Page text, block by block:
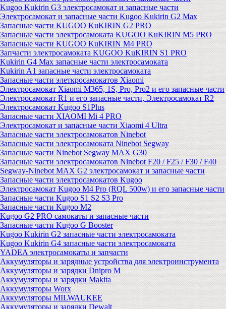
Kugoo Kukirin G3 электросамокат и запасные части
Электросамокат и запасные части Kugoo Kukirin G2 Max
Запасные части KUGOO KuKIRIN G2 PRO
Запасные части электросамоката KUGOO KuKIRIN M5 PRO
Запасные части KUGOO KuKIRIN M4 PRO
Запчасти электросамоката KUGOO KuKIRIN S1 PRO
Kukirin G4 Max запасные части электросамоката
Kukirin A1 запасные части электросамоката
Запасные части элеткросамокатов Xiaomi
Электросамокат Xiaomi M365, 1S, Pro, Pro2 и его запасные части
Электросамокат R1 и его запасные части, Электросамокат R2
Электросамокат Kugoo S1Plus
Запасные части XIAOMI Mi 4 PRO
Электросамокат и запасные части Xiaomi 4 Ultra
Запасные части электросамокатов Ninebot
Запасные части электросамоката Ninebot Segway
Запасные части Ninebot Segway MAX G30
Запасные части электросамокатов Ninebot F20 / F25 / F30 / F40
Segway-Ninebot MAX G2 электросамокат и запасные части
Запасные части электросамокатов Kugoo
Электросамокат Kugoo M4 Pro (RQL 500w) и его запасные части
Запасные части Kugoo S1 S2 S3 Pro
Запасные части Kugoo M2
Kugoo G2 PRO самокаты и запасные части
Запасные части Kugoo G Booster
Kugoo Kukirin G2 запасные части электросамоката
Kugoo Kukirin G4 запасные части электросамоката
YADEA электросамокаты и запчасти
Аккумуляторы и зарядные устройства для электроинструмента
Аккумуляторы и зарядки Dnipro M
Аккумуляторы и зарядки Makita
Аккумуляторы Worx
Аккумуляторы MILWAUKEE
Аккумуляторы и зарядки Dewalt